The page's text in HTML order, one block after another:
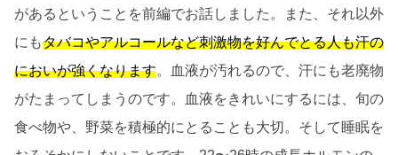
があるということを前編でお話しました。また、それ以外
にもタバコやアルコールなど刺激物を好んでとる人も汗の
においが強くなります。血液が汚れるので、汗にも老廃物
がたまってしまうのです。血液をきれいにするには、旬の
食べ物や、野菜を積極的にとることも大切。そして睡眠を